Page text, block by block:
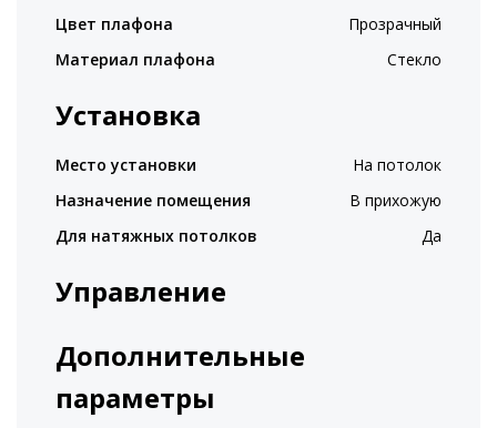
Цвет плафона
Прозрачный
Материал плафона
Стекло
Установка
Место установки
На потолок
Назначение помещения
В прихожую
Для натяжных потолков
Да
Управление
Дополнительные
параметры